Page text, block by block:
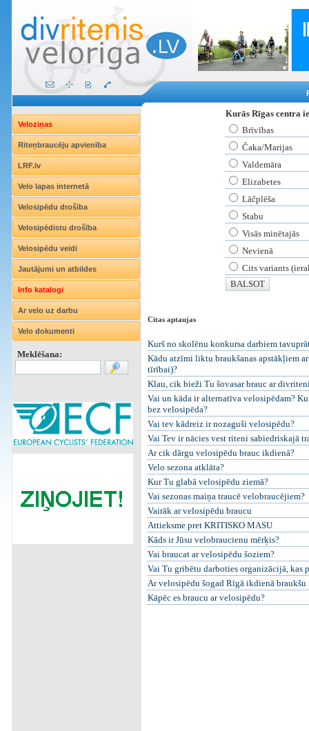
Veloziņas
Riteņbraucēju apvienība
LRF.lv
Velo lapas internetā
Velosipēdu drošība
Velosipēdistu drošība
Velosipēdu veidi
Jautājumi un atbildes
Info katalogi
Ar velo uz darbu
Velo dokumenti
Meklēšana:
Kurās Rīgas centra
Brīvības
Čaka/Marijas
Valdemāra
Elizabetes
Lāčplēša
Stabu
Visās minētajās
Nevienā
Cits variants
Citas aptaujas
Kurš no skolēnu konkursa darbiem
Kādu atzīmi liktu braukšanas apstākļiem
tīrībai)?
Klau, cik bieži Tu šovasar brauc ar
Vai un kāda ir alternatīva velosipēdam?
bez velosipēda?
Vai tev kādreiz ir nozaguši velosipēdu?
Vai Tev ir nācies vest riteni sabiedriskajā
Ar cik dārgu velosipēdu brauc ikdienā?
Velo sezona atklāta?
Kur Tu glabā velosipēdu ziemā?
Vai sezonas maiņa traucē velobraucējiem?
Vairāk ar velosipēdu braucu
Attieksme pret KRITISKO MASU
Kāds ir Jūsu velobraucienu mērķis?
Vai braucat ar velosipēdu šoziem?
Vai Tu gribētu darboties organizācijā, kas
Ar velosipēdu šogad Rīgā ikdienā braukšu
Kāpēc es braucu ar velosipēdu?